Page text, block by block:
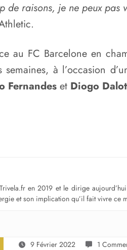
de raisons, je ne peux pas
au FC Barcelone en
semaines, à l’occasion
Fernandes et Diogo Dalot
en 2019 et le dirige
et son implication qu’il fait vivre ce
9 Février 2022 1